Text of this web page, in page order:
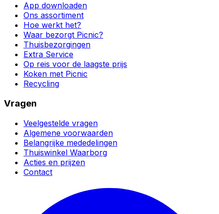
App downloaden
Ons assortiment
Hoe werkt het?
Waar bezorgt Picnic?
Thuisbezorgingen
Extra Service
Op reis voor de laagste prijs
Koken met Picnic
Recycling
Vragen
Veelgestelde vragen
Algemene voorwaarden
Belangrijke mededelingen
Thuiswinkel Waarborg
Acties en prijzen
Contact